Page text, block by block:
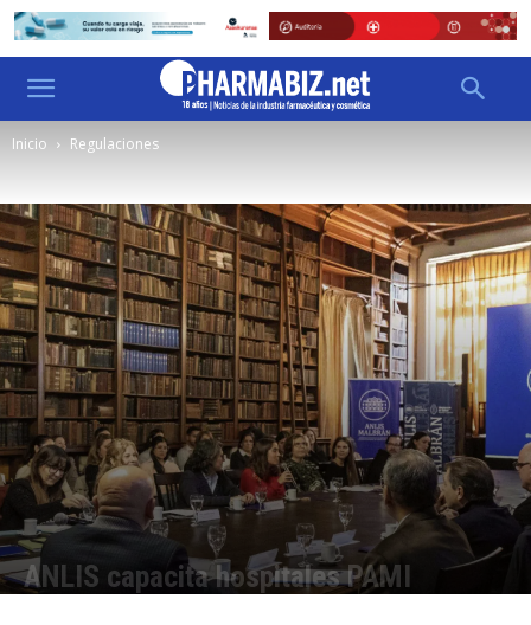
Inicio Regulaciones
ANLIS capacita hospitales PAMI